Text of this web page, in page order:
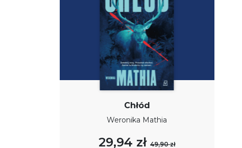
Chłód
Weronika Mathia
29,94 zł49,90 zł